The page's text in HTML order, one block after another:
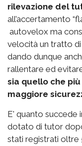
rilevazione del
all’accertamento
autovelox ma
velocità un tratto
dando dunque
rallentare ed
sia quello che
maggiore
E' quanto succede
dotato di tutor
stati registrati oltre